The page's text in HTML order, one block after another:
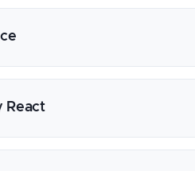
błędów i rozwiązywanie
Hooks i typowe pułapki
wydajności dzięki hookom
Promise i kontekstu podczas
rozwiązań,
React